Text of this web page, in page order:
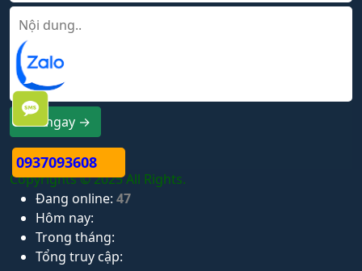
0937093608
Gửi ngay →
Copyrights © 2025 All Rights.
Đang online: 47
Hôm nay:
Trong tháng:
Tổng truy cập: